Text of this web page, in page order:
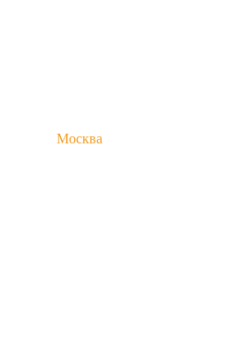
Москва